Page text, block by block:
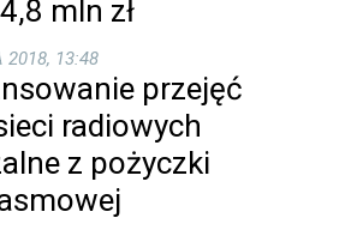
mln zł
2018, 13:48
przejęć
radiowych
z pożyczki